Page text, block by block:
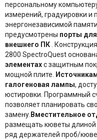
персональному
измерений, градуировки и
энергонезависимой
предусмотрены порты
внешнего ПК.
2800 SpectroQuest
элементахс защитным
мощной плите.
галогеновая лампы,
юстировки. Программный
позволяет планировать
замену. Вместительное
размещать кюветы длиной
ряд держателей проб/